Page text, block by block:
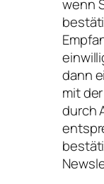
wenn
dann
mit
durch